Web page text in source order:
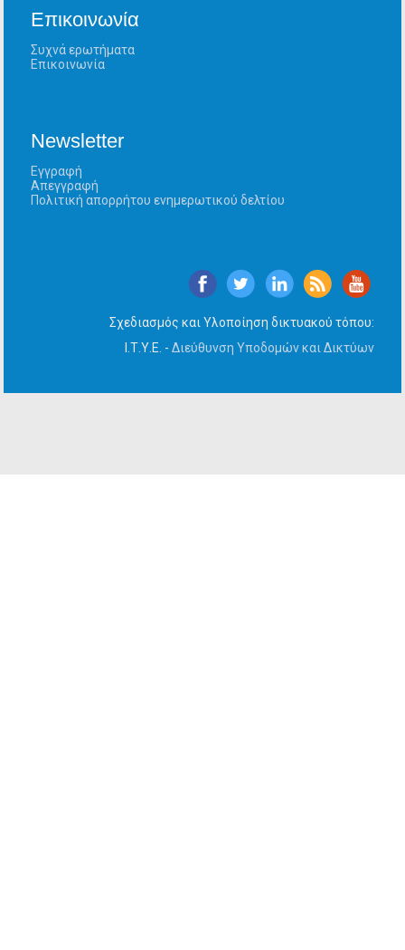
Επικοινωνία
Συχνά ερωτήματα
Επικοινωνία
Newsletter
Εγγραφή
Απεγγραφή
Πολιτική απορρήτου ενημερωτικού δελτίου
Σχεδιασμός και Υλοποίηση δικτυακού τόπου:
Ι.Τ.Υ.Ε. - Διεύθυνση Υποδομών και Δικτύων